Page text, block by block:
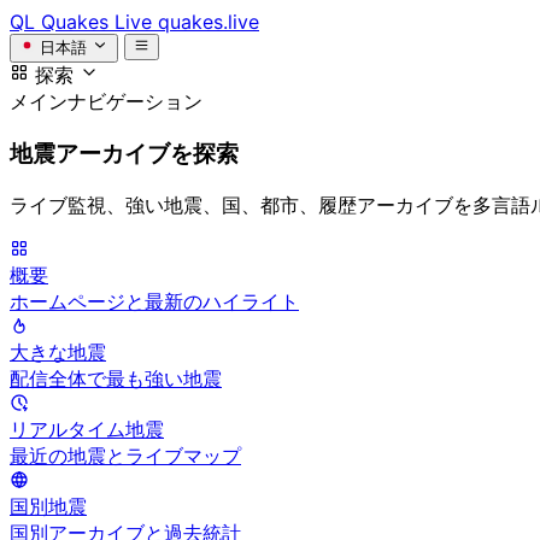
QL Quakes Live quakes.live
日本語
探索
メインナビゲーション
地震アーカイブを探索
ライブ監視、強い地震、国、都市、履歴アーカイブを多言語
概要
ホームページと最新のハイライト
大きな地震
配信全体で最も強い地震
リアルタイム地震
最近の地震とライブマップ
国別地震
国別アーカイブと過去統計